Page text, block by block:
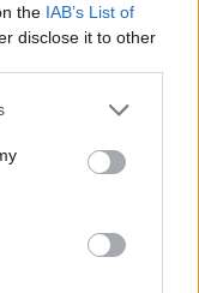
the IAB’s List of
disclose it to other
για τη μητέρα